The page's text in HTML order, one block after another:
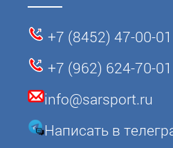
+7 (8452) 47-00-01
+7 (962) 624-70-01
info@sarsport.ru
Написать в